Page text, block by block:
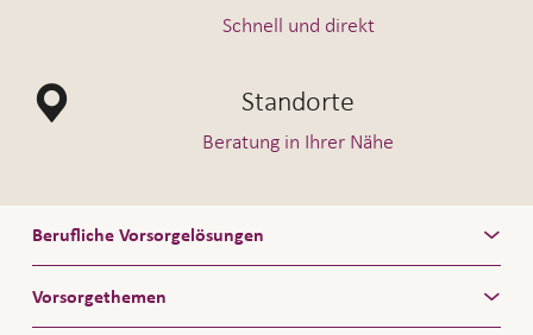
Schnell und direkt
Standorte
Beratung in Ihrer Nähe
Berufliche Vorsorgelösungen
Vorsorgethemen